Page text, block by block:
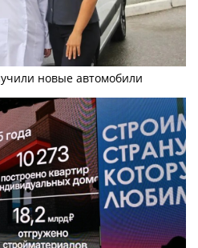
новые автомобили